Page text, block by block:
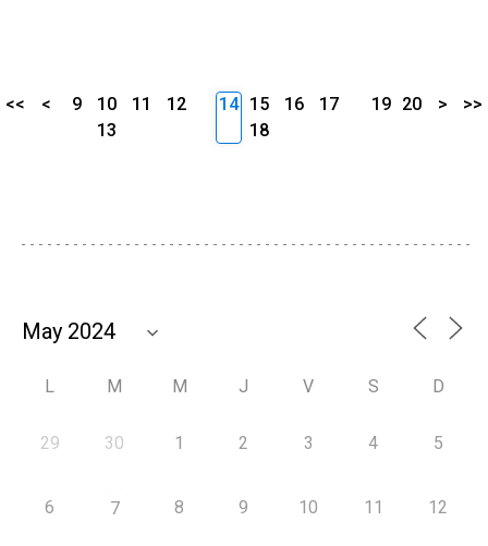
<< < 9 10 11
12
13
14 15 16
17
18
19 20 > >>
L M M J V S D
29 30 1 2 3 4 5
6 7 8 9 10 11 12